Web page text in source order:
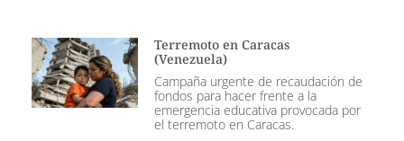
Terremoto en Caracas
(Venezuela)
Campaña urgente de recaudación de
fondos para hacer frente a la
emergencia educativa provocada por
el terremoto en Caracas.